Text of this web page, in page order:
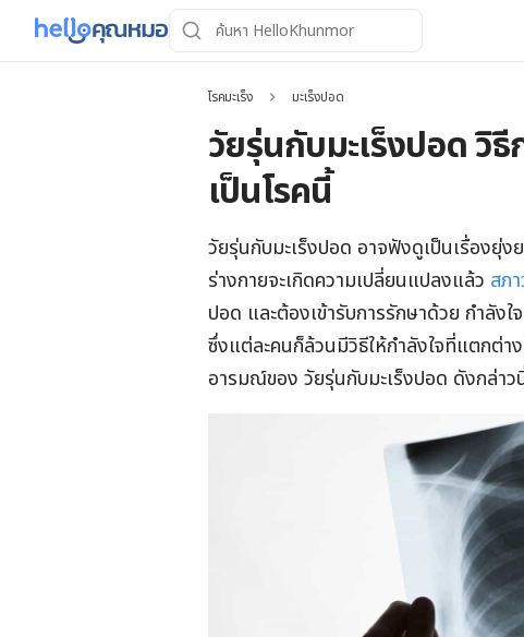
โรคมะเร็ง มะเร็งปอด
วัยรุ่นกับมะเร็งปอด วิ
เป็นโรคนี้
วัยรุ่นกับมะเร็งปอด อาจฟังดูเป็นเรื่องยุ่
ร่างกายจะเกิดความเปลี่ยนแปลงแล้ว สภ
ปอด และต้องเข้ารับการรักษาด้วย กำลัง
ซึ่งแต่ละคนก็ล้วนมีวิธีให้กำลังใจที่แตกต่
อารมณ์ของ วัยรุ่นกับมะเร็งปอด ดังกล่าว